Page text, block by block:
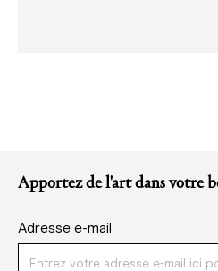
Apportez de l'art dans votre
Adresse e-mail